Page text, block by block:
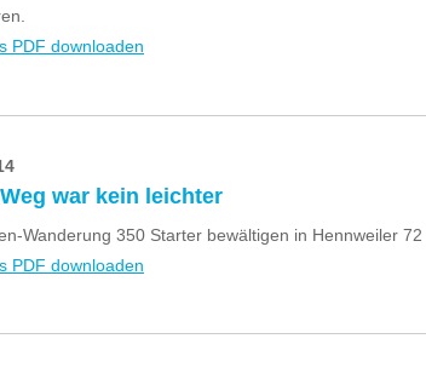
PDF downloaden
war kein leichter
Wanderung 350 Starter bewältigen in Hennweiler
PDF downloaden